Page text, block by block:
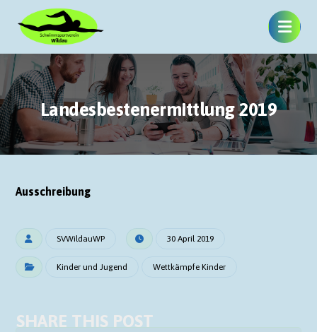
Landesbestenermittlung 2019
Ausschreibung
SVWildauWP 30 April 2019
Kinder und Jugend Wettkämpfe Kinder